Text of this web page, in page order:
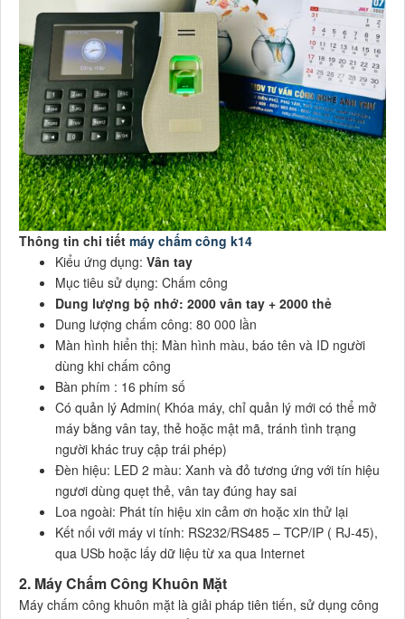
Thông tin chi tiết máy chấm công k14
Kiểu ứng dụng: Vân tay
Mục tiêu sử dụng: Chấm công
Dung lượng bộ nhớ: 2000 vân tay + 2000 thẻ
Dung lượng chấm công: 80 000 lần
Màn hình hiển thị: Màn hình màu, báo tên và ID người
dùng khi chấm công
Bàn phím : 16 phím số
Có quản lý Admin( Khóa máy, chỉ quản lý mới có thể mở
máy bằng vân tay, thẻ hoặc mật mã, tránh tình trạng
người khác truy cập trái phép)
Đèn hiệu: LED 2 màu: Xanh và đỏ tương ứng với tín hiệu
ngươi dùng quẹt thẻ, vân tay đúng hay sai
Loa ngoài: Phát tín hiệu xin cảm ơn hoặc xin thử lại
Kết nối với máy vi tính: RS232/RS485 – TCP/IP ( RJ-45),
qua USb hoặc lấy dữ liệu từ xa qua Internet
2. Máy Chấm Công Khuôn Mặt
Máy chấm công khuôn mặt là giải pháp tiên tiến, sử dụng công